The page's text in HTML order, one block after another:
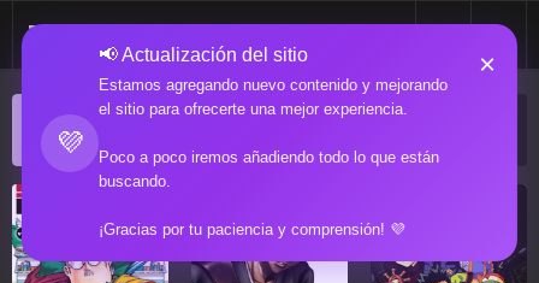
💜
📢 Actualización del sitio
Estamos agregando nuevo contenido y mejorando
el sitio para ofrecerte una mejor experiencia.
Poco a poco iremos añadiendo todo lo que están
buscando.
¡Gracias por tu paciencia y comprensión! 💜
×
ACTUALIZACIONES POPULARES